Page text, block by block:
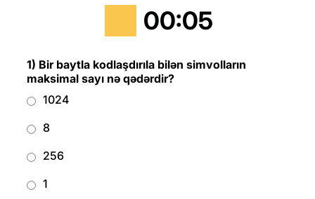
00:05
1) Bir baytla kodlaşdırıla bilən simvolların
maksimal sayı nə qədərdir?
1024
8
256
1